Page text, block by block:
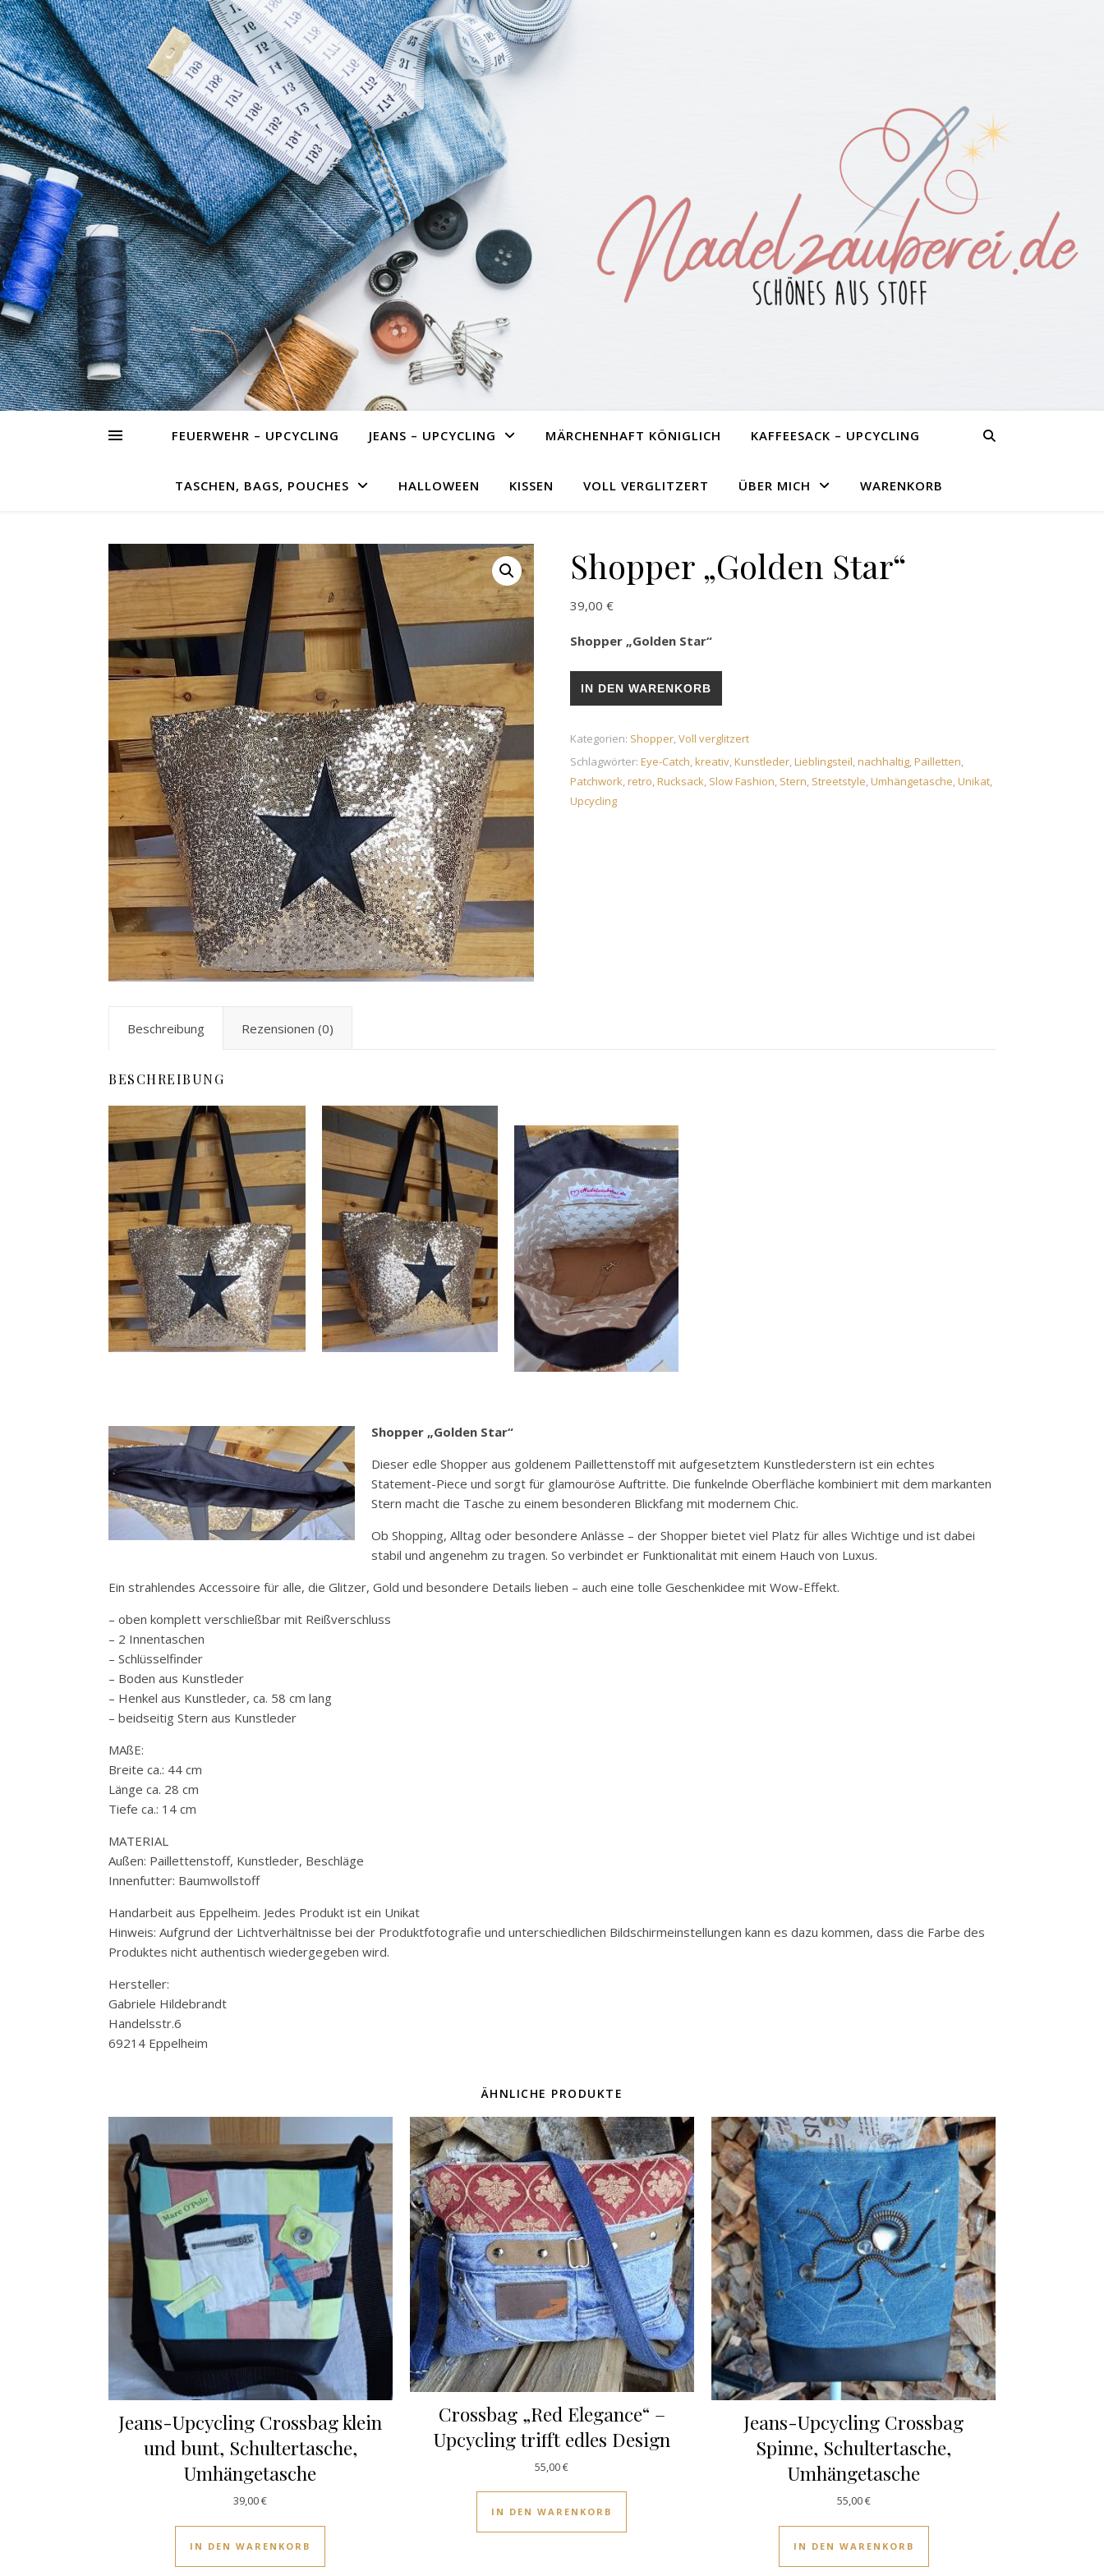
FEUERWEHR – UPCYCLING JEANS – UPCYCLING MÄRCHENHAFT KÖNIGLICH KAFFEESACK – UPCYCLING
TASCHEN, BAGS, POUCHES HALLOWEEN KISSEN VOLL VERGLITZERT ÜBER MICH WARENKORB
Shopper „Golden Star“
39,00 €
Shopper „Golden Star“
Shopper „Golden Star“ Menge
IN DEN WARENKORB
Kategorien: Shopper,Voll verglitzert
Schlagwörter: Eye-Catch,kreativ,Kunstleder,Lieblingsteil,nachhaltig,Pailletten,
Patchwork,retro,Rucksack, Slow Fashion, Stern, Streetstyle,Umhängetasche,Unikat,
Upcycling
Beschreibung Rezensionen (0)
BESCHREIBUNG
Shopper „Golden Star“
Dieser edle Shopper aus goldenem Paillettenstoff mit aufgesetztem Kunstlederstern ist ein echtes
Statement-Piece und sorgt für glamouröse Auftritte. Die funkelnde Oberfläche kombiniert mit dem markanten
Stern macht die Tasche zu einem besonderen Blickfang mit modernem Chic.
Ob Shopping, Alltag oder besondere Anlässe – der Shopper bietet viel Platz für alles Wichtige und ist dabei
stabil und angenehm zu tragen. So verbindet er Funktionalität mit einem Hauch von Luxus.
Ein strahlendes Accessoire für alle, die Glitzer, Gold und besondere Details lieben – auch eine tolle Geschenkidee mit Wow-Effekt.
– oben komplett verschließbar mit Reißverschluss
– 2 Innentaschen
– Schlüsselfinder
– Boden aus Kunstleder
– Henkel aus Kunstleder, ca. 58 cm lang
– beidseitig Stern aus Kunstleder
MAßE:
Breite ca.: 44 cm
Länge ca. 28 cm
Tiefe ca.: 14 cm
MATERIAL
Außen: Paillettenstoff, Kunstleder, Beschläge
Innenfutter: Baumwollstoff
Handarbeit aus Eppelheim. Jedes Produkt ist ein Unikat
Hinweis: Aufgrund der Lichtverhältnisse bei der Produktfotografie und unterschiedlichen Bildschirmeinstellungen kann es dazu kommen, dass die Farbe des
Produktes nicht authentisch wiedergegeben wird.
Hersteller:
Gabriele Hildebrandt
Handelsstr.6
69214 Eppelheim
ÄHNLICHE PRODUKTE
Jeans-Upcycling Crossbag klein
und bunt, Schultertasche,
Umhängetasche
39,00€
IN DEN WARENKORB
Crossbag „Red Elegance“ –
Upcycling trifft edles Design
55,00€
IN DEN WARENKORB
Jeans-Upcycling Crossbag
Spinne, Schultertasche,
Umhängetasche
55,00€
IN DEN WARENKORB